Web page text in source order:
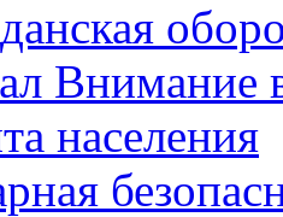
Внимание
населения